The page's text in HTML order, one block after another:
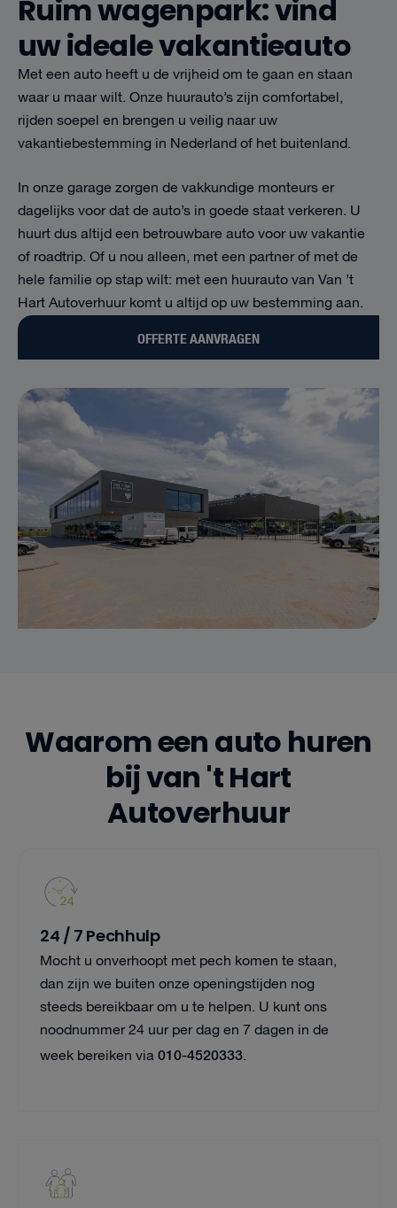
Ruim wagenpark: vind
uw ideale vakantieauto
Met een auto heeft u de vrijheid om te gaan en staan
waar u maar wilt. Onze huurauto’s zijn comfortabel,
rijden soepel en brengen u veilig naar uw
vakantiebestemming in Nederland of het buitenland.
In onze garage zorgen de vakkundige monteurs er
dagelijks voor dat de auto’s in goede staat verkeren. U
huurt dus altijd een betrouwbare auto voor uw vakantie
of roadtrip. Of u nou alleen, met een partner of met de
hele familie op stap wilt: met een huurauto van Van ’t
Hart Autoverhuur komt u altijd op uw bestemming aan.
OFFERTE AANVRAGEN
Waarom een auto huren
bij van 't Hart
Autoverhuur
24 / 7 Pechhulp
Mocht u onverhoopt met pech komen te staan,
dan zijn we buiten onze openingstijden nog
steeds bereikbaar om u te helpen. U kunt ons
noodnummer 24 uur per dag en 7 dagen in de
week bereiken via010-4520333.